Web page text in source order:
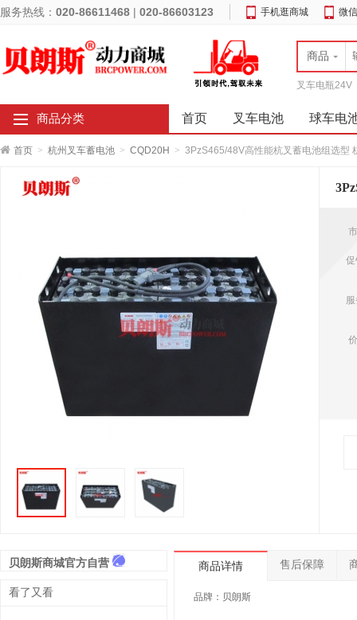
服务热线： 020-86611468 | 020-86603123 手机逛商城 微
商品
叉车电瓶24V
商品分类 首页 叉车电池 球车电
首页 > 杭州叉车蓄电池 > CQD20H > 3PzS465/48V高性能杭叉蓄电池组选型
商品详情 售后保障
品牌：贝朗斯
贝朗斯商城官方自营
看了又看